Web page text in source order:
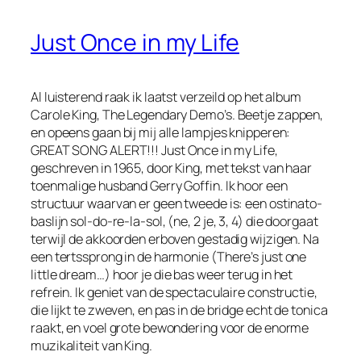
Just Once in my Life
Al luisterend raak ik laatst verzeild op het album
Carole King, The Legendary Demo’s. Beetje zappen,
en opeens gaan bij mij alle lampjes knipperen:
GREAT SONG ALERT!!! Just Once in my Life,
geschreven in 1965, door King, met tekst van haar
toenmalige husband Gerry Goffin. Ik hoor een
structuur waarvan er geen tweede is: een ostinato-
baslijnsol-do-re-la-sol, (ne, 2 je, 3, 4) die doorgaat
terwijl de akkoorden erboven gestadig wijzigen. Na
een tertssprong in de harmonie (There’s just one
little dream…) hoor je die bas weer terug in het
refrein. Ik geniet van de spectaculaire constructie,
die lijkt te zweven, en pas in debridgeecht de tonica
raakt, en voel grote bewondering voor de enorme
muzikaliteit van King.